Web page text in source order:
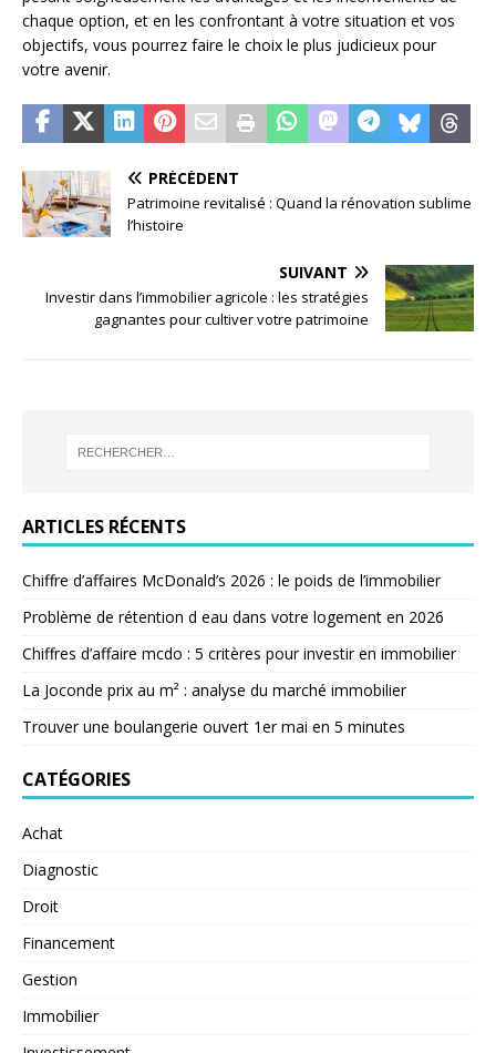
chaque option, et en les confrontant à votre situation et vos
objectifs, vous pourrez faire le choix le plus judicieux pour
votre avenir.
PRÉCÉDENT
Patrimoine revitalisé : Quand la rénovation sublime
l’histoire
SUIVANT
Investir dans l’immobilier agricole : les stratégies
gagnantes pour cultiver votre patrimoine
ARTICLES RÉCENTS
Chiffre d’affaires McDonald’s 2026 : le poids de l’immobilier
Problème de rétention d eau dans votre logement en 2026
Chiffres d’affaire mcdo : 5 critères pour investir en immobilier
La Joconde prix au m² : analyse du marché immobilier
Trouver une boulangerie ouvert 1er mai en 5 minutes
CATÉGORIES
Achat
Diagnostic
Droit
Financement
Gestion
Immobilier